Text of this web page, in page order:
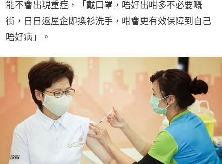
能不會出現重症，「戴口罩，唔好出咁多不必要嘅
街，日日返屋企即換衫洗手，咁會更有效保障到自己
唔好病」。